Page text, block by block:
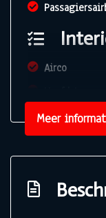
Airco
Meer